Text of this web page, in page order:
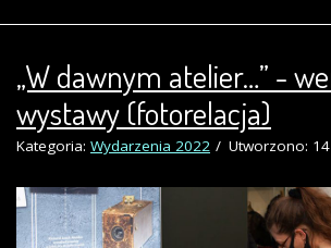
„W dawnym atelier…” -
wystawy (fotorelacja)
Kategoria: Wydarzenia 2022 Utworzono: